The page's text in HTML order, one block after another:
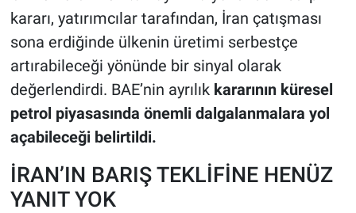
kararı, yatırımcılar tarafından, İran çatışması
sona erdiğinde ülkenin üretimi serbestçe
artırabileceği yönünde bir sinyal olarak
değerlendirdi. BAE’nin ayrılık kararının küresel
petrol piyasasında önemli dalgalanmalara yol
açabileceği belirtildi.
İRAN’IN BARIŞ TEKLİFİNE HENÜZ
YANIT YOK